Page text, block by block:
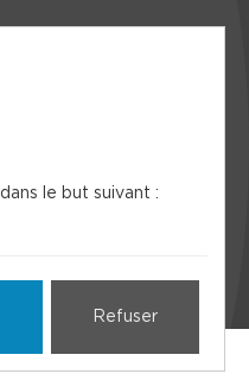
le but suivant :
Refuser